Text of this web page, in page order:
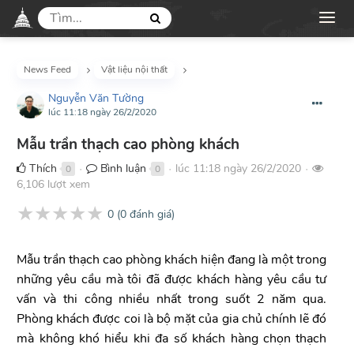
News Feed Vật liệu nội thất
Nguyễn Văn Tường
lúc 11:18 ngày 26/2/2020
Mẫu trần thạch cao phòng khách
Thích 0 ● Bình luận 0 ● lúc 11:18 ngày 26/2/2020 ●
6,106 lượt xem
★★★★★ 0 (0 đánh giá)
Mẫu trần thạch cao phòng khách hiện đang là một trong
những yêu cầu mà tôi đã được khách hàng yêu cầu tư
vấn và thi công nhiều nhất trong suốt 2 năm qua.
Phòng khách được coi là bộ mặt của gia chủ chính lẽ đó
mà không khó hiểu khi đa số khách hàng chọn thạch